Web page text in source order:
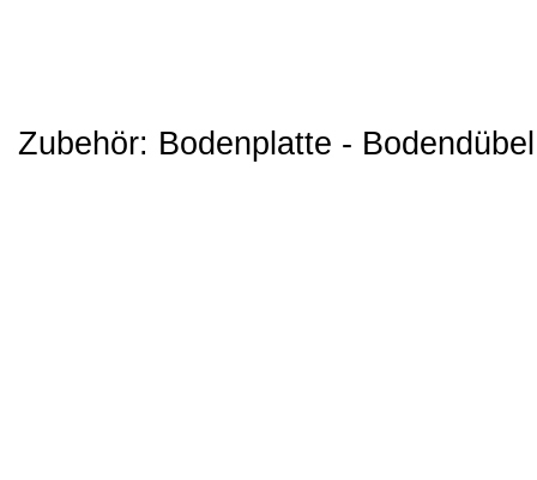
Zubehör: Bodenplatte -